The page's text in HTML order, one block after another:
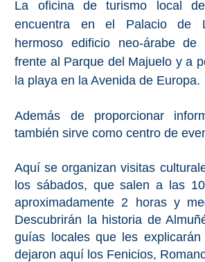
Maro
Estepona
➜
Granada
Malaga
La oficina de turismo local
encuentra en el Palacio de
hermoso edificio neo-árabe de
frente al Parque del Majuelo y a
la playa en la Avenida de Europa.
Además de proporcionar
también sirve como centro de
Aquí se organizan visitas
los sábados, que salen a las
aproximadamente 2 horas y
Descubrirán la historia de
guías locales que les
dejaron aquí los Fenicios,